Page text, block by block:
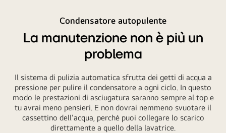
Condensatore autopulente
La manutenzione non è più un
problema
Il sistema di pulizia automatica sfrutta dei getti di acqua a
pressione per pulire il condensatore a ogni ciclo. In questo
modo le prestazioni di asciugatura saranno sempre al top e
tu avrai meno pensieri. E non dovrai nemmeno svuotare il
cassettino dell'acqua, perché puoi collegare lo scarico
direttamente a quello della lavatrice.